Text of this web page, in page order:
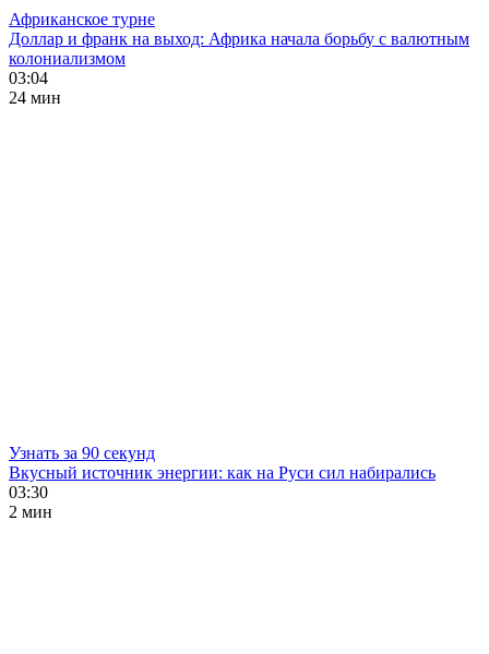
Африканское турне
Доллар и франк на выход: Африка начала борьбу с валютным
колониализмом
03:04
24 мин
Узнать за 90 секунд
Вкусный источник энергии: как на Руси сил набирались
03:30
2 мин